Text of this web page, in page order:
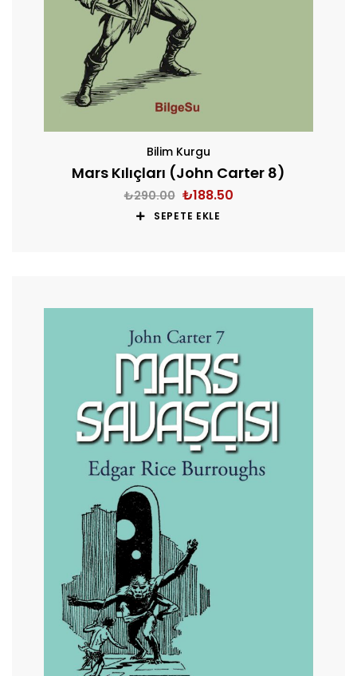
Bilim Kurgu
Mars Kılıçları (John Carter 8)
₺290.00 ₺188.50
SEPETE EKLE